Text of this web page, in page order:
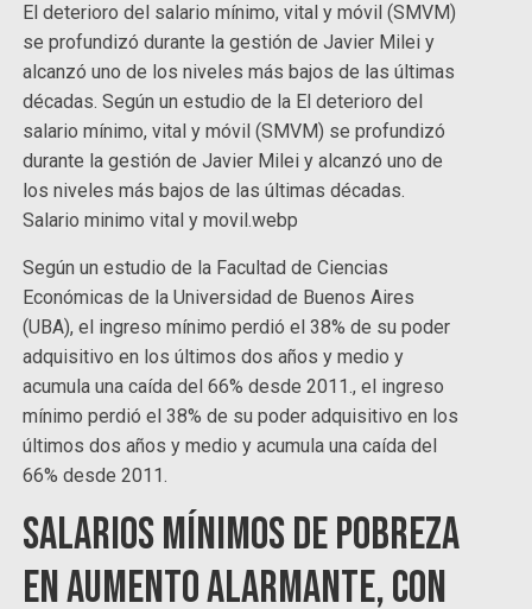
El deterioro del salario mínimo, vital y móvil (SMVM)
se profundizó durante la gestión de Javier Milei y
alcanzó uno de los niveles más bajos de las últimas
décadas. Según un estudio de la El deterioro del
salario mínimo, vital y móvil (SMVM) se profundizó
durante la gestión de Javier Milei y alcanzó uno de
los niveles más bajos de las últimas décadas.
Salario minimo vital y movil.webp
Según un estudio de la Facultad de Ciencias
Económicas de la Universidad de Buenos Aires
(UBA), el ingreso mínimo perdió el 38% de su poder
adquisitivo en los últimos dos años y medio y
acumula una caída del 66% desde 2011., el ingreso
mínimo perdió el 38% de su poder adquisitivo en los
últimos dos años y medio y acumula una caída del
66% desde 2011.
Salarios mínimos de pobreza
en aumento alarmante, con